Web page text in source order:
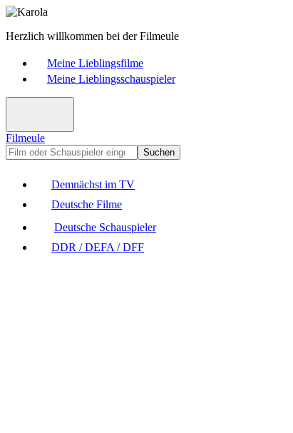
Herzlich willkommen bei der Filmeule
Meine Lieblingsfilme
Meine Lieblingsschauspieler
Filmeule
Suchen
Demnächst im TV
Deutsche Filme
Deutsche Schauspieler
DDR / DEFA / DFF